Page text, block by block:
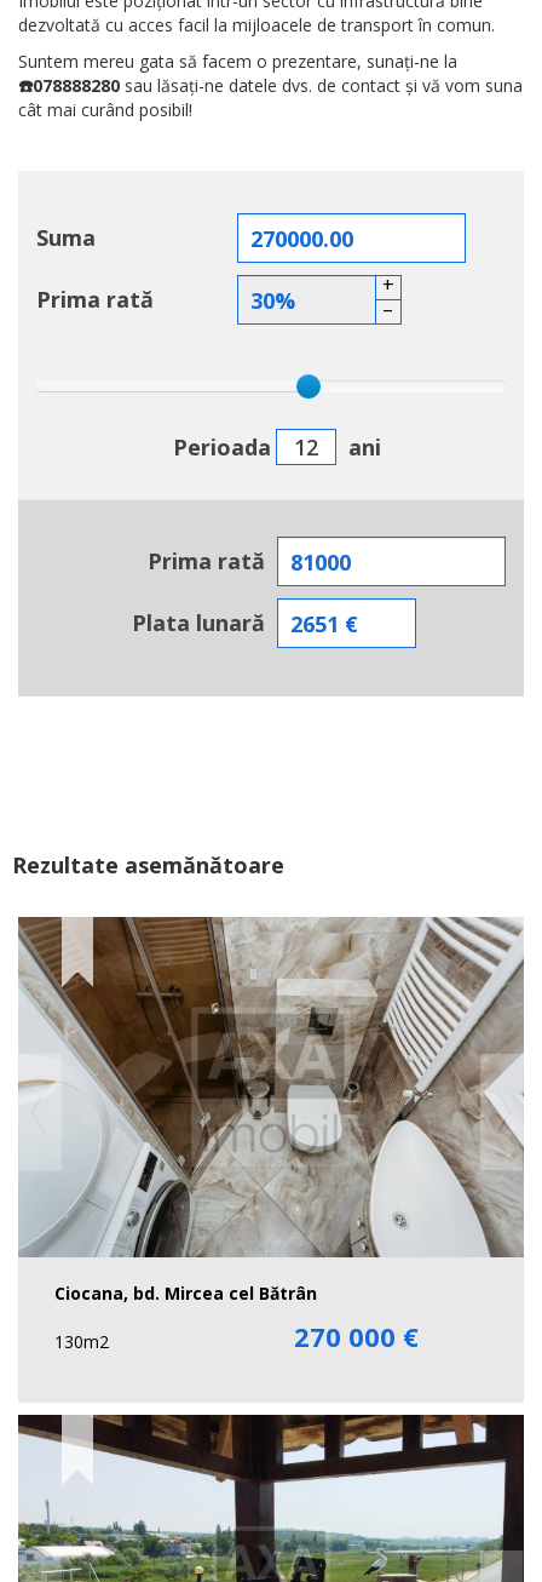
dezvoltată cu acces facil la mijloacele de transport în comun.
Suntem mereu gata să facem o prezentare, sunați-ne la
☎️078888280 sau lăsați-ne datele dvs. de contact și vă vom suna
cât mai curând posibil!
Suma
Prima rată
+
–
Perioada ani
Prima rată
Plata lunară
Rezultate asemănătoare
Ciocana, bd. Mircea cel Bătrân
130m2 270 000 €